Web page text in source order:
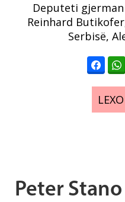
Deputeti
Reinhard
Serbisë,
Peter